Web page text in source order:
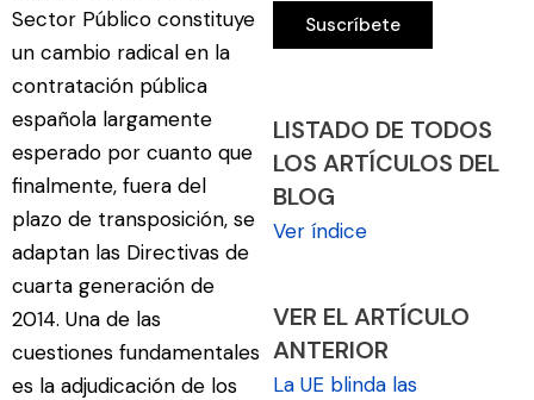
Sector Público constituye
un cambio radical en la
contratación pública
española largamente
esperado por cuanto que
finalmente, fuera del
plazo de transposición, se
adaptan las Directivas de
cuarta generación de
2014. Una de las
cuestiones fundamentales
es la adjudicación de los
LISTADO DE TODOS
LOS ARTÍCULOS DEL
BLOG
Ver índice
VER EL ARTÍCULO
ANTERIOR
La UE blinda las